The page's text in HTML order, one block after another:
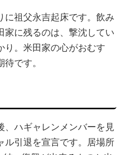
に祖父永吉起床です。飲み
家に残るのは、撃沈してい
り。米田家の心がおむす
です。
、ハギャレンメンバーを見
ル引退を宣言です。居場所